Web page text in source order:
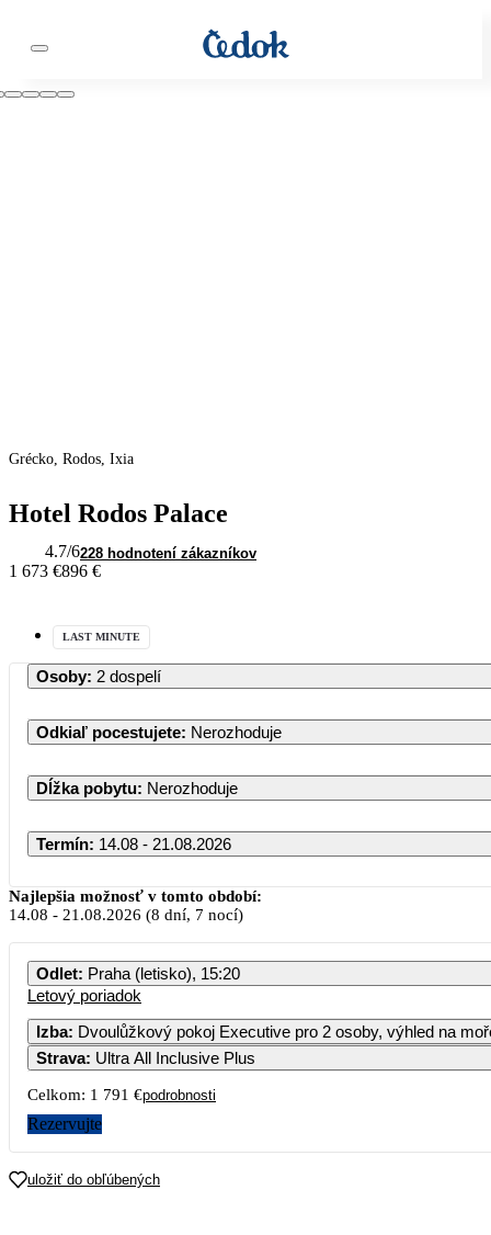
Grécko, Rodos, Ixia
Hotel Rodos Palace
4.7/6228 hodnotení zákazníkov
1 673 €896 €
LAST MINUTE
Osoby: 2 dospelí
Odkiaľ pocestujete: Nerozhoduje
Dĺžka pobytu: Nerozhoduje
Termín: 14.08 - 21.08.2026
Najlepšia možnosť v tomto období:
14.08 - 21.08.2026 (8 dní, 7 nocí)
Odlet: Praha (letisko), 15:20
Letový poriadok
Izba: Dvoulůžkový pokoj Executive pro 2 osoby, výhled na
Strava: Ultra All Inclusive Plus
Celkom: 1 791 €podrobnosti
Rezervujte
uložiť do obľúbených